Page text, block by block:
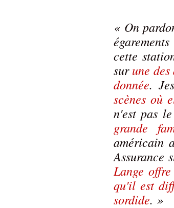
« On
cette
surune
donnée.
scènes où
n'est pas
grande
américain
Assurance
Lange
qu'il est
sordide. »